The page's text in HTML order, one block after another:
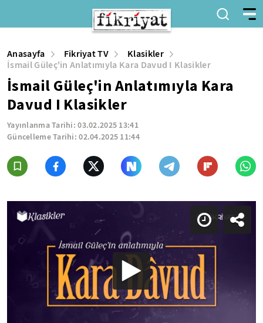
Anasayfa Fikriyat TV
Klasikler
İsmail Güleç'in Anlatımıyla Kara Davud I Klasikler
İsmail Güleç'in Anlatımıyla Kara
Davud I Klasikler
Yayınlanma Tarihi:03.02.2025 13:41
Güncelleme Tarihi:02.04.2025 11:44